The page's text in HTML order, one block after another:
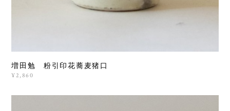
増田勉 粉引印花蕎麦猪口
¥2,860